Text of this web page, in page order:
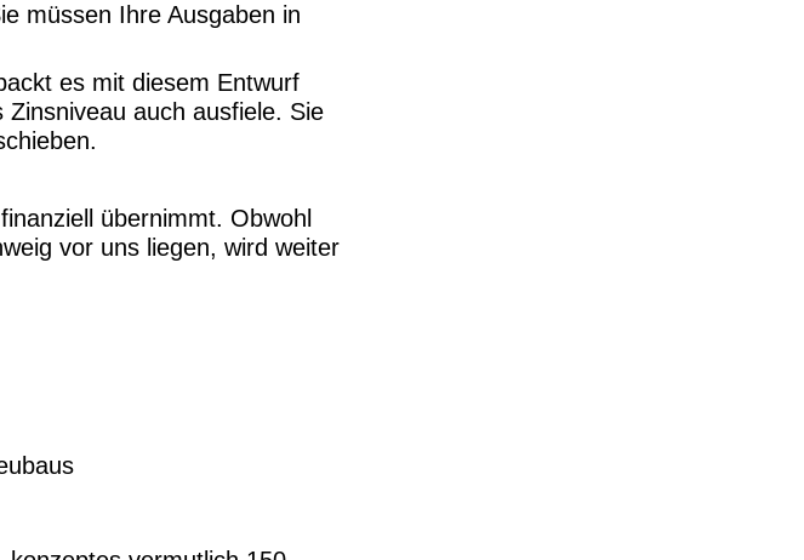
müssen Ihre Ausgaben in
es mit diesem Entwurf
auch ausfiele. Sie
übernimmt. Obwohl
vor uns liegen, wird weiter